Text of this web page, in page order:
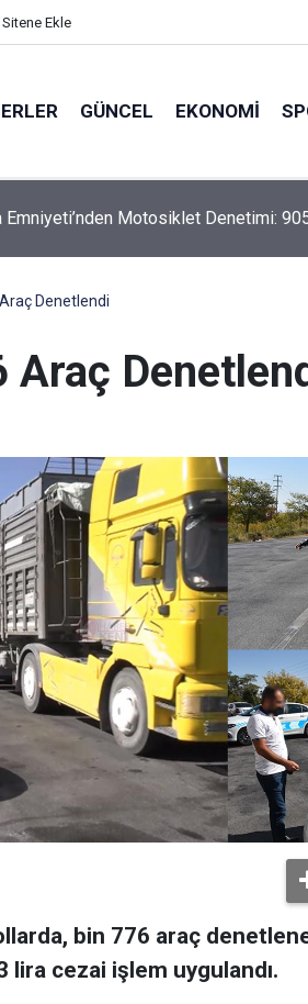
Sitene Ekle
GÜNCEL EKONOMI
Emniyeti’nden Motosiklet Denetimi:
Denetlendi
Araç
bin 776 araç
lira cezai işlem uygulandı.